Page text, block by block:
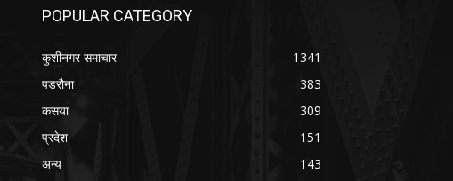
POPULAR CATEGORY
कुशीनगर समाचार
1341
पडरौना
383
कसया
309
प्रदेश
151
अन्य
143